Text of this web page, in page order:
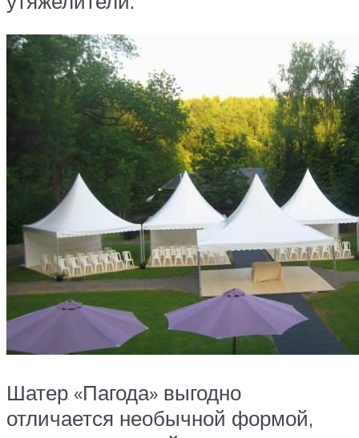
Шатер «Пагода» выгодно
отличается необычной формой,